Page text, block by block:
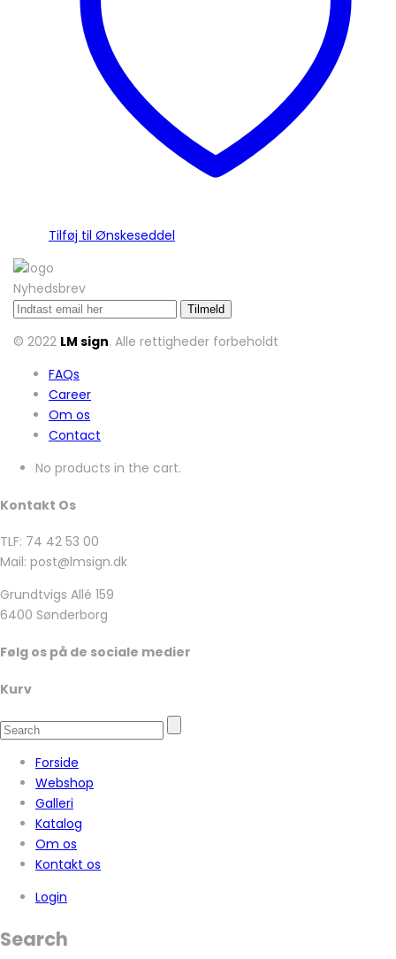
Tilføj til Ønskeseddel
Nyhedsbrev
© 2022 LM sign. Alle rettigheder forbeholdt
FAQs
Career
Om os
Contact
No products in the cart.
Kontakt Os
TLF: 74 42 53 00
Mail: post@lmsign.dk
Grundtvigs Allé 159
6400 Sønderborg
Følg os på de sociale medier
Kurv
Forside
Webshop
Galleri
Katalog
Om os
Kontakt os
Login
Search